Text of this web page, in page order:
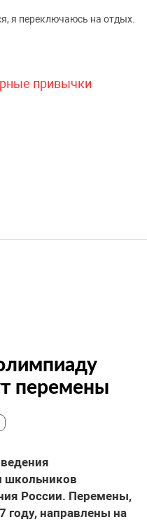
я переключаюсь на отдых.
привычки
перемены
школьников
России. Перемены,
году, направлены на